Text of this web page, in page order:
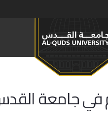
في جامعة